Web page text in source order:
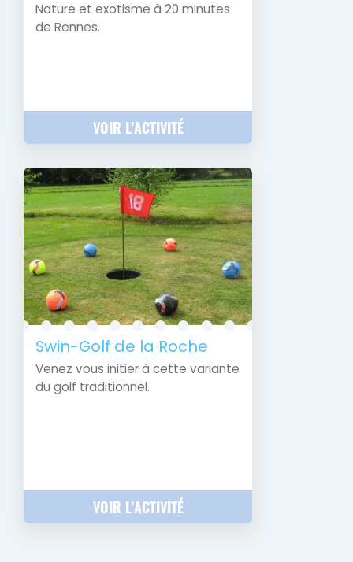
Nature et exotisme à 20 minutes
de Rennes.
VOIR L'ACTIVITÉ
Swin-Golf de la Roche
Venez vous initier à cette variante
du golf traditionnel.
VOIR L'ACTIVITÉ